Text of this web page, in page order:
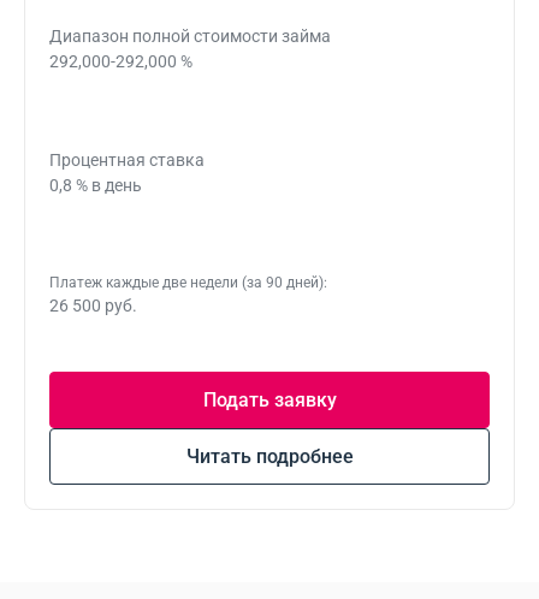
Диапазон полной стоимости займа
292,000-292,000 %
Процентная ставка
0,8 % в день
Платеж каждые две недели (за 90 дней):
26 500 руб.
Подать заявку
Читать подробнее